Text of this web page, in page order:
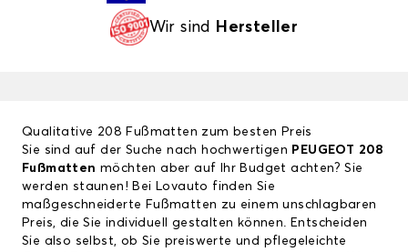
Wir sind Hersteller
Qualitative 208 Fußmatten zum besten Preis
Sie sind auf der Suche nach hochwertigen PEUGEOT 208
Fußmattenmöchten aber auf Ihr Budget achten? Sie
werden staunen! Bei Lovauto finden Sie
maßgeschneiderte Fußmatten zu einem unschlagbaren
Preis, die Sie individuell gestalten können. Entscheiden
Sie also selbst, ob Sie preiswerte und pflegeleichte